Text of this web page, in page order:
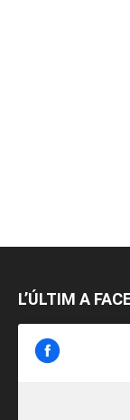
L’ÚLTIM A